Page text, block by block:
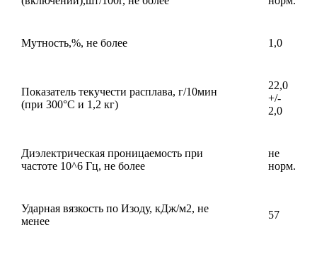
Мутность,%, не более 1,0
Показатель текучести расплава, г/10мин
(при 300°С и 1,2 кг)
22,0
+/-
2,0
Диэлектрическая проницаемость при
частоте 10^6 Гц, не более
не
норм.
Ударная вязкость по Изоду, кДж/м2, не
менее
57